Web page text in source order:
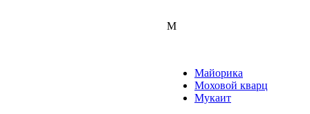
М
Майорика
Моховой кварц
Мукаит